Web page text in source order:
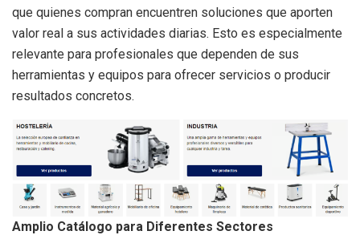
que quienes compran encuentren soluciones que aporten
valor real a sus actividades diarias. Esto es especialmente
relevante para profesionales que dependen de sus
herramientas y equipos para ofrecer servicios o producir
resultados concretos.
Amplio Catálogo para Diferentes Sectores